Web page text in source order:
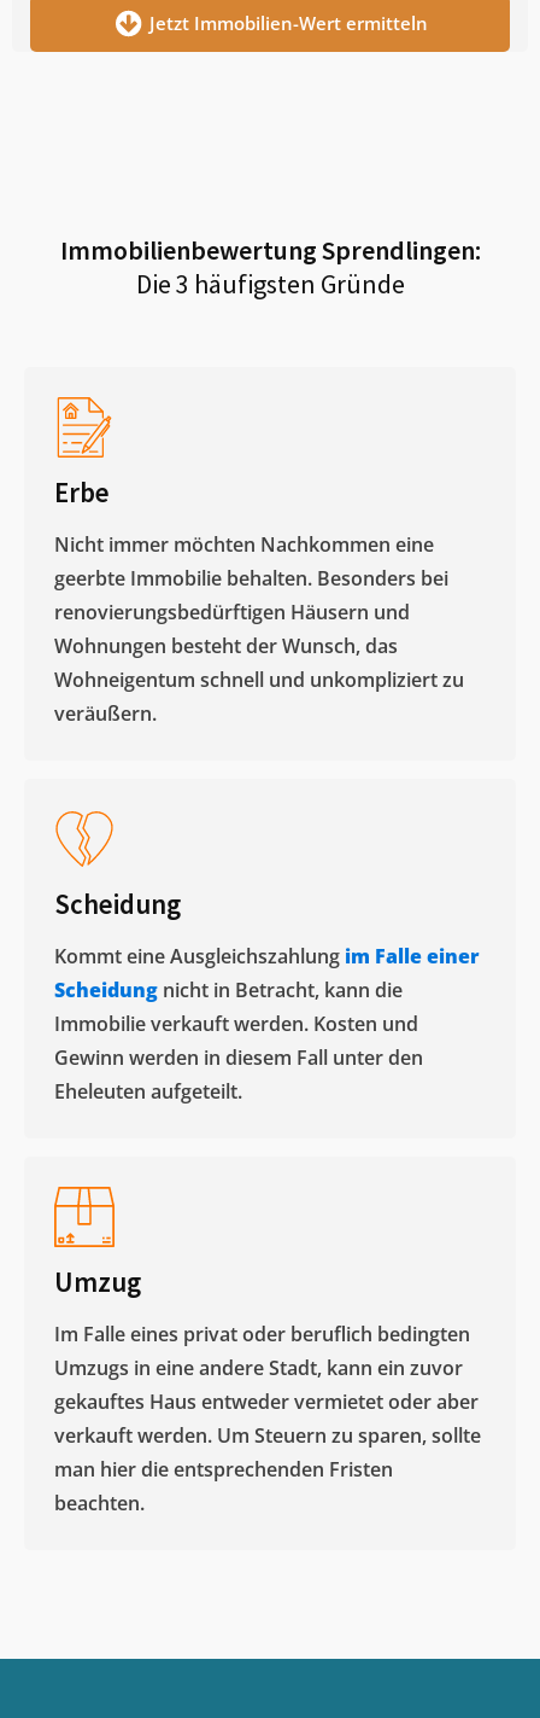
Jetzt Immobilien-Wert ermitteln
ImmobilienbewertungSprendlingen:
Die 3 häufigsten Gründe
Erbe
Nicht immer möchten Nachkommen eine
geerbte Immobilie behalten. Besonders bei
renovierungsbedürftigen Häusern und
Wohnungen besteht der Wunsch, das
Wohneigentum schnell und unkompliziert zu
veräußern. ​
Scheidung
Kommt eine Ausgleichszahlung im Falle einer
Scheidung nicht in Betracht, kann die
Immobilie verkauft werden. Kosten und
Gewinn werden in diesem Fall unter den
Eheleuten aufgeteilt.​
Umzug
Im Falle eines privat oder beruflich bedingten
Umzugs in eine andere Stadt, kann ein zuvor
gekauftes Haus entweder vermietet oder aber
verkauft werden. Um Steuern zu sparen, sollte
man hier die entsprechenden Fristen
beachten.